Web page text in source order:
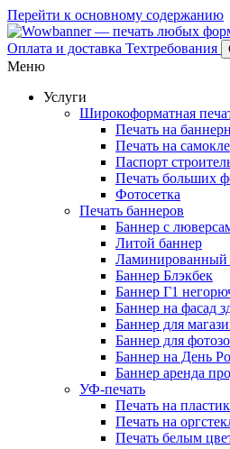
Перейти к основному содержанию
Оплата и доставка Техтребования
Меню
Услуги
Широкоформатная
Печать на
Печать на
Паспорт
Печать больших
Фотосетка
Печать баннеров
Баннер с
Литой баннер
Ламинированный
Баннер Блэкбек
Баннер Г1
Баннер на фасад
Баннер для
Баннер для
Баннер на День
Баннер аренда
УФ-печать
Печать на
Печать на
Печать белым